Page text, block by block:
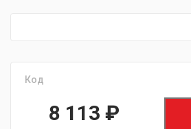
Код
8 113 ₽